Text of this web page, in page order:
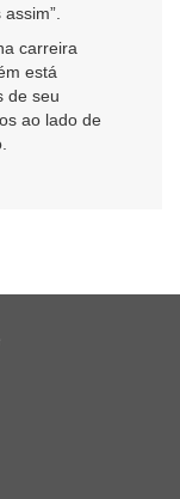
carreira
está
de seu
ao lado de